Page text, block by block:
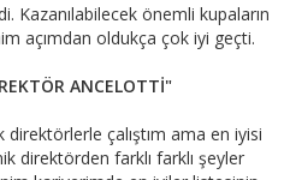
Kazanılabilecek önemli kupaların
açımdan oldukça çok iyi geçti.
ANCELOTTİ"
çalıştım ama en iyisi
direktörden farklı farklı şeyler